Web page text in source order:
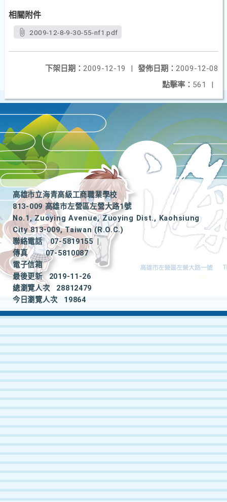
相關附件
2009-12-8-9-30-55-nf1.pdf
發佈日期： 2009-12-08
下架日期： 2009-12-19
|
點擊率： 561 |
高雄市立海青高級工商職業學校
813-009 高雄市左營區左營大路1號
No.1, Zuoying Avenue, Zuoying Dist., Kaohsiung
City 813-009, Taiwan (R.O.C.)
聯絡電話
07-5819155
|
傳真
07-5810087
電子信箱
最後更新
2019-11-26
總瀏覽人次
28812479
今日瀏覽人次
19864